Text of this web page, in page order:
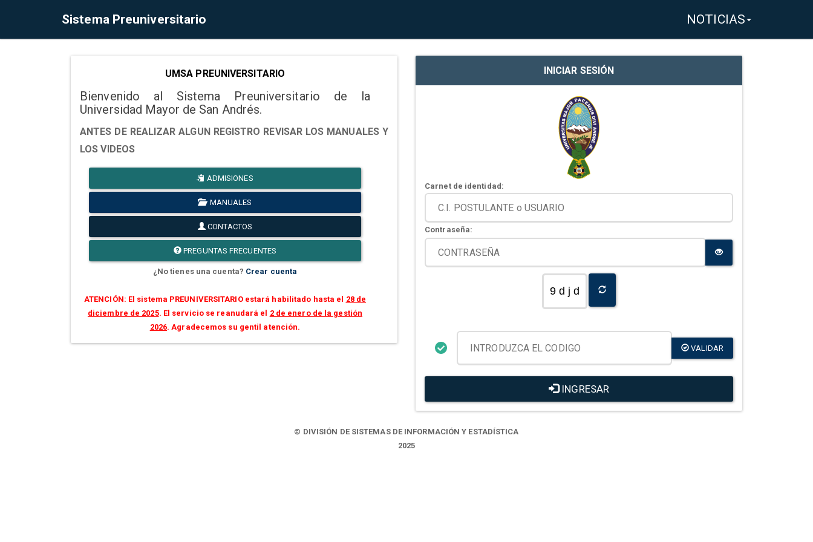
Sistema Preuniversitario NOTICIAS
UMSA PREUNIVERSITARIO
Bienvenido al Sistema Preuniversitario de la
Universidad Mayor de San Andrés.
ANTES DE REALIZAR ALGUN REGISTRO REVISAR LOS MANUALES Y
LOS VIDEOS
ADMISIONES
MANUALES
CONTACTOS
PREGUNTAS FRECUENTES
¿No tienes una cuenta? Crear cuenta
ATENCIÓN: El sistema PREUNIVERSITARIO estará habilitado hasta el 28 de
diciembre de 2025. El servicio se reanudará el 2 de enero de la gestión
2026. Agradecemos su gentil atención.
INICIAR SESIÓN
Carnet de identidad:
Contraseña:
9 d j d
VALIDAR
INGRESAR
© DIVISIÓN DE SISTEMAS DE INFORMACIÓN Y ESTADÍSTICA
2025